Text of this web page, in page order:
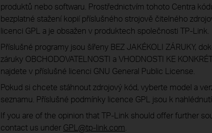
produktů nebo softwaru. Prostřednictvím tohoto Centra
bezplatné stažení kopií příslušného strojově čitelného
licenci GPL a je obsažen v produktech společnosti TP-Link.
Příslušné programy jsou šířeny BEZ JAKÉKOLI ZÁRUKY,
záruky OBCHODOVATELNOSTI a VHODNOSTI KE
najdete v příslušné licenci GNU General Public License.
Pokud si chcete stáhnout zdrojový kód, vyberte model a
seznamu. Příslušné podmínky licence GPL jsou k
If you are of the opinion that TP-Link should offer further
contact us under GPL@tp-link.com